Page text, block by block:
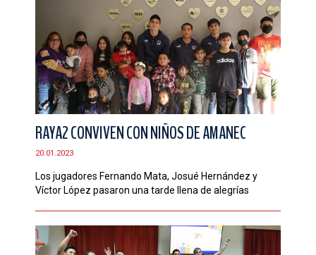
RAYA2 CONVIVEN CON NIÑOS DE AMANEC
20.01.2023
Los jugadores Fernando Mata, Josué Hernández y
Víctor López pasaron una tarde llena de alegrías